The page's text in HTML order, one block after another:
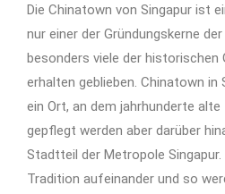
Die Chinatown von Singapur ist
nur einer der Gründungskerne
besonders viele der historischen
erhalten geblieben. Chinatown
ein Ort, an dem jahrhunderte
gepflegt werden aber darüber
Stadtteil der Metropole
Tradition aufeinander und so